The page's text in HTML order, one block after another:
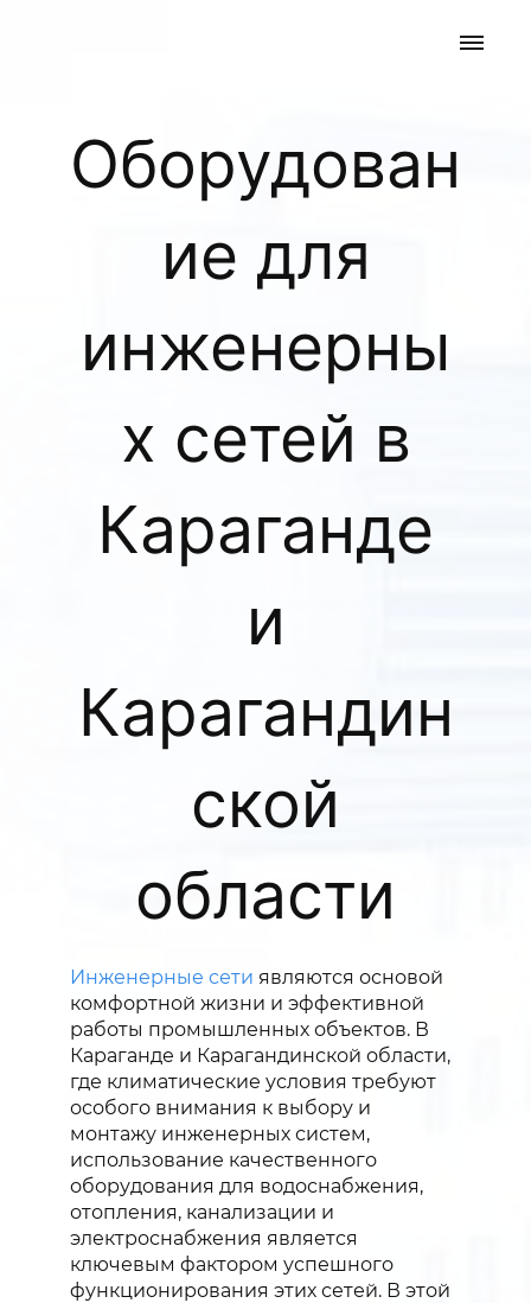
Оборудован
ие для
инженерны
х сетей в
Караганде
и
Карагандин
ской
области
Инженерные сети являются основой
комфортной жизни и эффективной
работы промышленных объектов. В
Караганде и Карагандинской области,
где климатические условия требуют
особого внимания к выбору и
монтажу инженерных систем,
использование качественного
оборудования для водоснабжения,
отопления, канализации и
электроснабжения является
ключевым фактором успешного
функционирования этих сетей. В этой